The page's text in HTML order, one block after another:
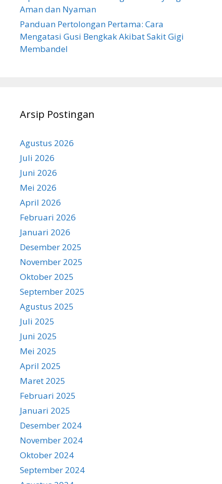
Aman dan Nyaman
Panduan Pertolongan Pertama: Cara
Mengatasi Gusi Bengkak Akibat Sakit Gigi
Membandel
Arsip Postingan
Agustus 2026
Juli 2026
Juni 2026
Mei 2026
April 2026
Februari 2026
Januari 2026
Desember 2025
November 2025
Oktober 2025
September 2025
Agustus 2025
Juli 2025
Juni 2025
Mei 2025
April 2025
Maret 2025
Februari 2025
Januari 2025
Desember 2024
November 2024
Oktober 2024
September 2024